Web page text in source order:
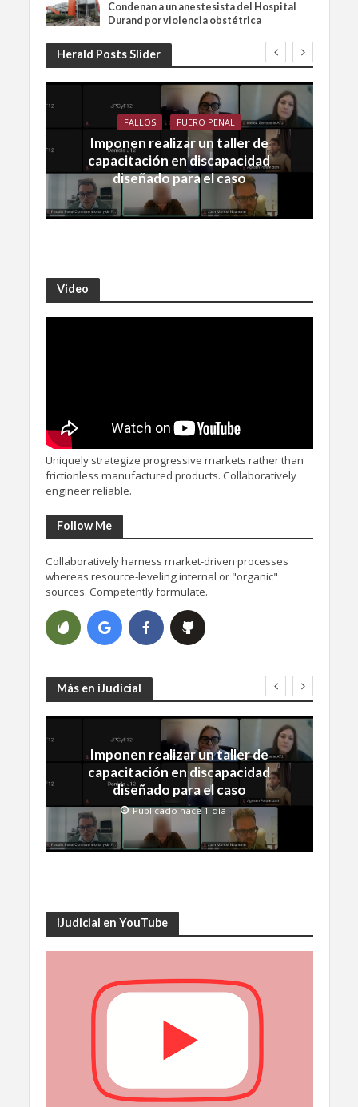
Condenan a un anestesista del Hospital
Durand por violencia obstétrica
Herald Posts Slider
FALLOS FUERO PENAL
Imponen realizar un taller de
capacitación en discapacidad
diseñado para el caso
Video
Uniquely strategize progressive markets rather than
frictionless manufactured products. Collaboratively
engineer reliable.
Follow Me
Collaboratively harness market-driven processes
whereas resource-leveling internal or "organic"
sources. Competently formulate.
Más en iJudicial
Imponen realizar un taller de
capacitación en discapacidad
diseñado para el caso
Publicado hace 1 día
iJudicial en YouTube